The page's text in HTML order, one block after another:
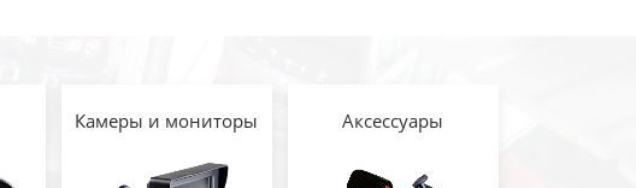
Камеры и мониторы Аксессуары